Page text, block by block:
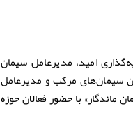
امید، مدیرعامل سیمان
سیمان‌های مرکب و مدیرعامل
با حضور فعالان حوزه